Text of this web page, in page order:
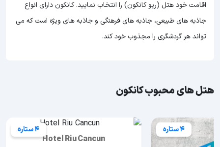
اقامت خود هتل (ریو کانکون) را انتخاب نمایید. کانکون دارای انواع
جاذبه های طبیعی، جاذبه های فرهنگی و جاذبه های ویژه است که می
تواند هر گردشگری را مجذوب خود کند.
هتل های محبوب کانکون
4 ستاره 4 ستاره
Hotel Riu Cancun